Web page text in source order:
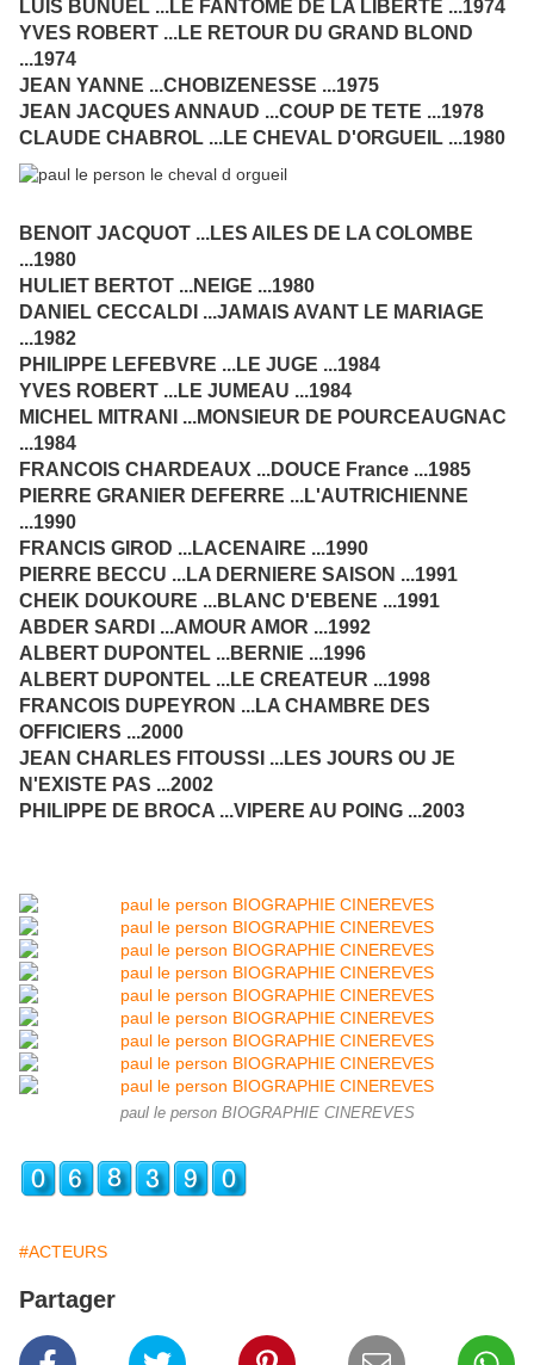
LUIS BUNUEL ...LE FANTOME DE LA LIBERTE ...1974
YVES ROBERT ...LE RETOUR DU GRAND BLOND
...1974
JEAN YANNE ...CHOBIZENESSE ...1975
JEAN JACQUES ANNAUD ...COUP DE TETE ...1978
CLAUDE CHABROL ...LE CHEVAL D'ORGUEIL ...1980
BENOIT JACQUOT ...LES AILES DE LA COLOMBE
...1980
HULIET BERTOT ...NEIGE ...1980
DANIEL CECCALDI ...JAMAIS AVANT LE MARIAGE
...1982
PHILIPPE LEFEBVRE ...LE JUGE ...1984
YVES ROBERT ...LE JUMEAU ...1984
MICHEL MITRANI ...MONSIEUR DE POURCEAUGNAC
...1984
FRANCOIS CHARDEAUX ...DOUCE France ...1985
PIERRE GRANIER DEFERRE ...L'AUTRICHIENNE
...1990
FRANCIS GIROD ...LACENAIRE ...1990
PIERRE BECCU ...LA DERNIERE SAISON ...1991
CHEIK DOUKOURE ...BLANC D'EBENE ...1991
ABDER SARDI ...AMOUR AMOR ...1992
ALBERT DUPONTEL ...BERNIE ...1996
ALBERT DUPONTEL ...LE CREATEUR ...1998
FRANCOIS DUPEYRON ...LA CHAMBRE DES
OFFICIERS ...2000
JEAN CHARLES FITOUSSI ...LES JOURS OU JE
N'EXISTE PAS ...2002
PHILIPPE DE BROCA ...VIPERE AU POING ...2003
paul le person BIOGRAPHIE CINEREVES
#ACTEURS
Partager